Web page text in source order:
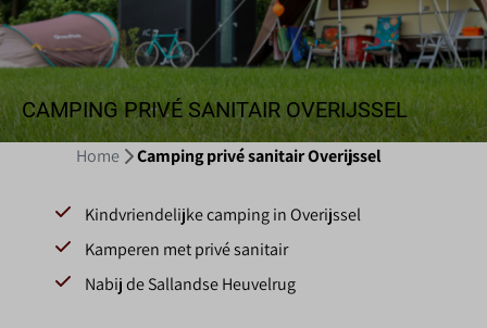
CAMPING PRIVÉ SANITAIR OVERIJSSEL
Home Camping privé sanitair Overijssel
Kindvriendelijke camping in Overijssel
Kamperen met privé sanitair
Nabij de Sallandse Heuvelrug